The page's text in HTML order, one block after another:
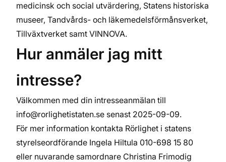
medicinsk och social utvärdering, Statens historiska
museer, Tandvårds- och läkemedelsförmånsverket,
Tillväxtverket samt VINNOVA.
Hur anmäler jag mitt
intresse?
Välkommen med din intresseanmälan till
info@rorlighetistaten.se senast 2025-09-09.
För mer information kontakta Rörlighet i statens
styrelseordförande Ingela Hiltula 010-698 15 80
eller nuvarande samordnare Christina Frimodig